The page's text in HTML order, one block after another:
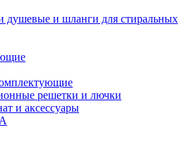
и шланги для стиральных
решетки и лючки
и аксессуары